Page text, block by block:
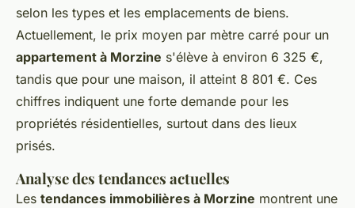
selon les types et les emplacements de biens.
Actuellement, le prix moyen par mètre carré pour un
appartement à Morzine s'élève à environ 6 325 €,
tandis que pour une maison, il atteint 8 801 €. Ces
chiffres indiquent une forte demande pour les
propriétés résidentielles, surtout dans des lieux
prisés.
Analyse des tendances actuelles
Les tendances immobilières à Morzine montrent une